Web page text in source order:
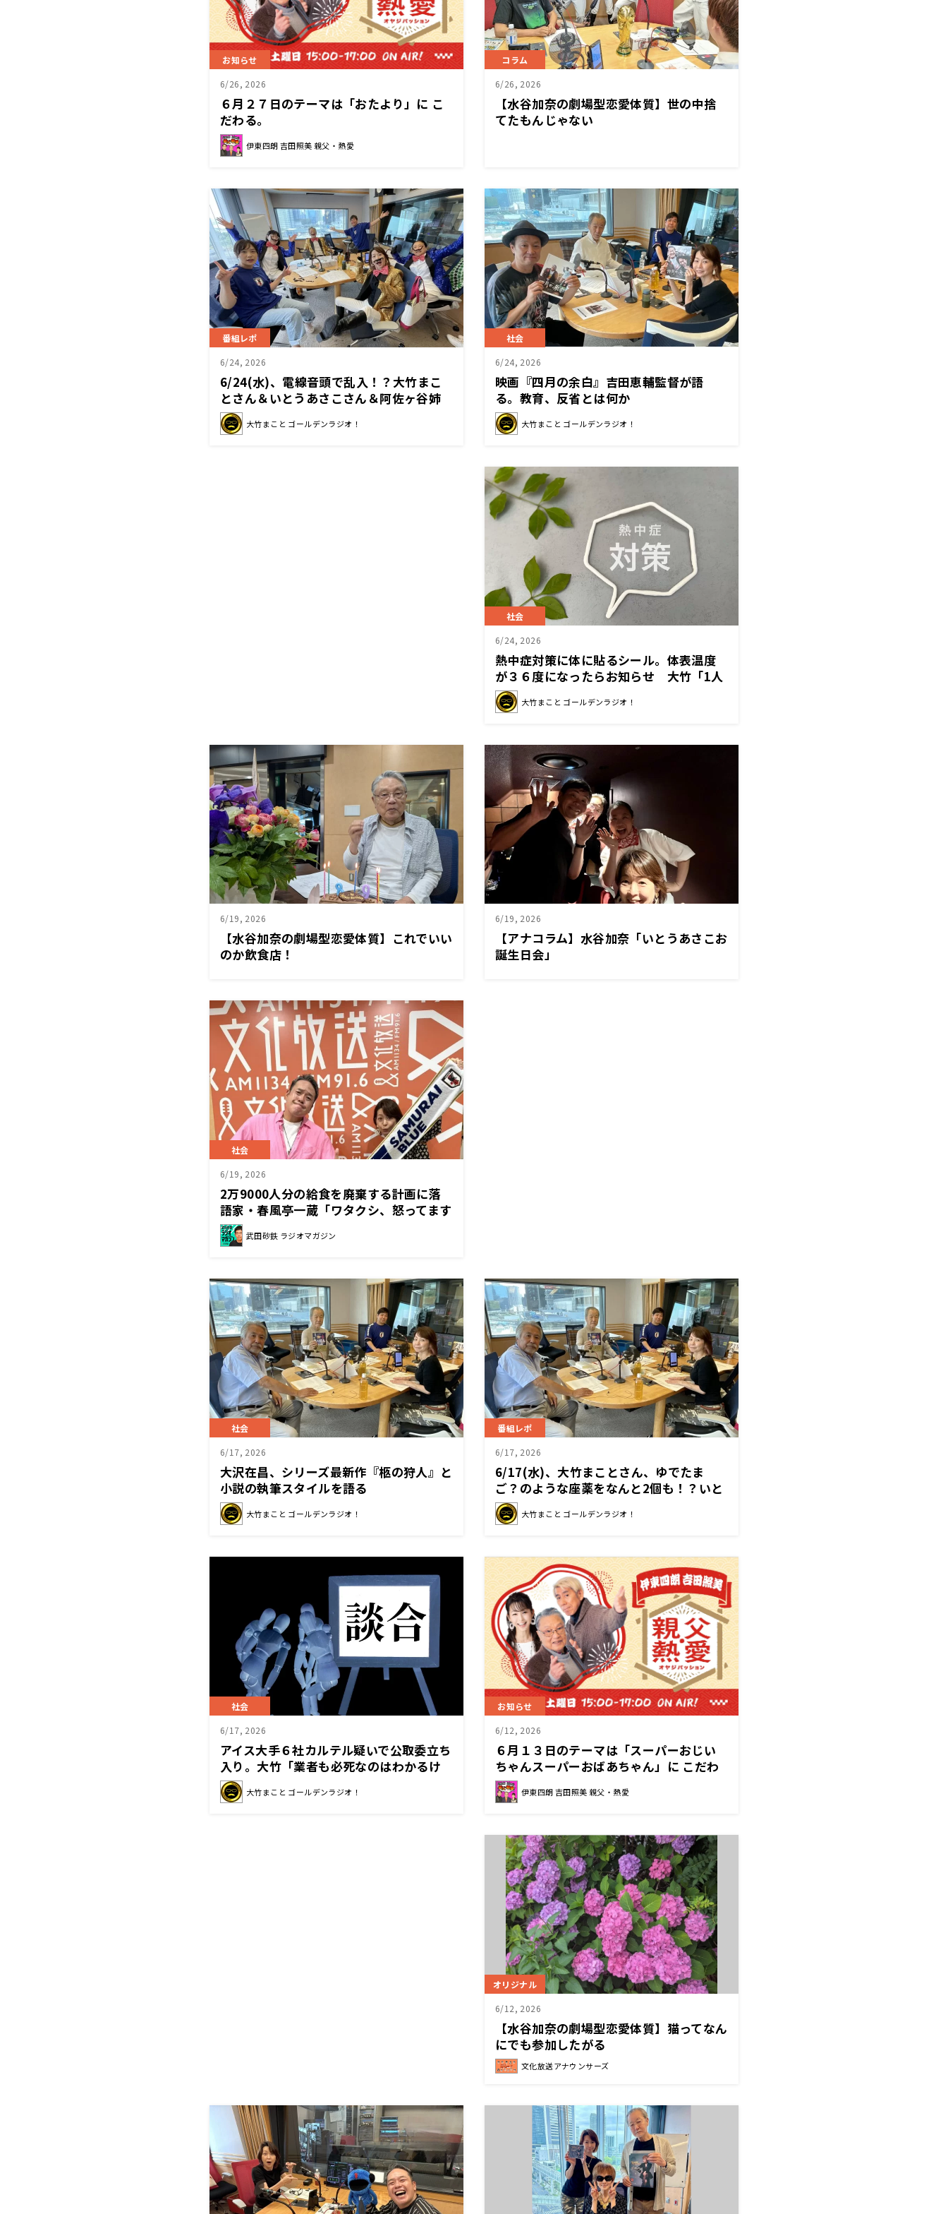
お知らせ
6/26, 2026
６月２７日のテーマは「おたより」に こ
だわる。
伊東四朗 吉田照美 親父・熱愛
コラム
6/26, 2026
【水谷加奈の劇場型恋愛体質】世の中捨
てたもんじゃない
番組レポ
6/24, 2026
6/24(水)、電線音頭で乱入！？大竹まこ
とさん＆いとうあさこさん＆阿佐ヶ谷姉
妹江里子さん＆水谷加奈さんが大暴れでス
タジオはカオスに！？
大竹まこと ゴールデンラジオ！
社会
6/24, 2026
映画『四月の余白』吉田恵輔監督が語
る。教育、反省とは何か
大竹まこと ゴールデンラジオ！
社会
6/24, 2026
熱中症対策に体に貼るシール。体表温度
が３６度になったらお知らせ 大竹「1人
暮らしの老人のクーラーの目安になる」
大竹まこと ゴールデンラジオ！
6/19, 2026
【水谷加奈の劇場型恋愛体質】これでいい
のか飲食店！
6/19, 2026
【アナコラム】水谷加奈「いとうあさこお
誕生日会」
社会
6/19, 2026
2万9000人分の給食を廃棄する計画に落
語家・春風亭一蔵「ワタクシ、怒ってます
よ」
武田砂鉄 ラジオマガジン
社会
6/17, 2026
大沢在昌、シリーズ最新作『柩の狩人』と
小説の執筆スタイルを語る
大竹まこと ゴールデンラジオ！
番組レポ
6/17, 2026
6/17(水)、大竹まことさん、ゆでたま
ご？のような座薬をなんと2個も！？いと
うあさこさんは単独ライブでバランスボ
ードに挑戦…かたせ梨乃さんも号泣！？
大竹まこと ゴールデンラジオ！
社会
6/17, 2026
アイス大手６社カルテル疑いで公取委立ち
入り。大竹「業者も必死なのはわかるけ
ど各社で努力してもらいたい」
大竹まこと ゴールデンラジオ！
お知らせ
6/12, 2026
６月１３日のテーマは「スーパーおじい
ちゃんスーパーおばあちゃん」に こだわ
る。
伊東四朗 吉田照美 親父・熱愛
オリジナル
6/12, 2026
【水谷加奈の劇場型恋愛体質】猫ってなん
にでも参加したがる
文化放送アナウンサーズ